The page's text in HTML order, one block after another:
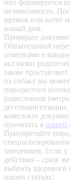
них формируется
независимость.
щенков или котят
новый дом.
Проверьте
Обязательный
отметками о
акт вязки
также
на собаку вы
породистого
родословная
комплекте
прочитать в нашей
Приобретайте
заводчиков. Если
действия – сразу
выбрать
наших статьях: